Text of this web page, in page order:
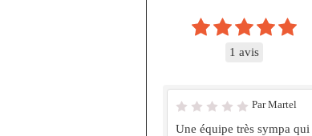
1 avis
Par Martel
Une équipe très sympa qui